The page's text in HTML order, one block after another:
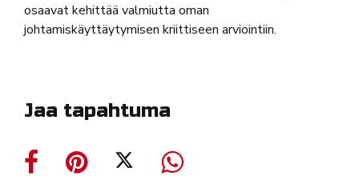
osaavat kehittää valmiutta oman
johtamiskäyttäytymisen kriittiseen arviointiin.
Jaa tapahtuma